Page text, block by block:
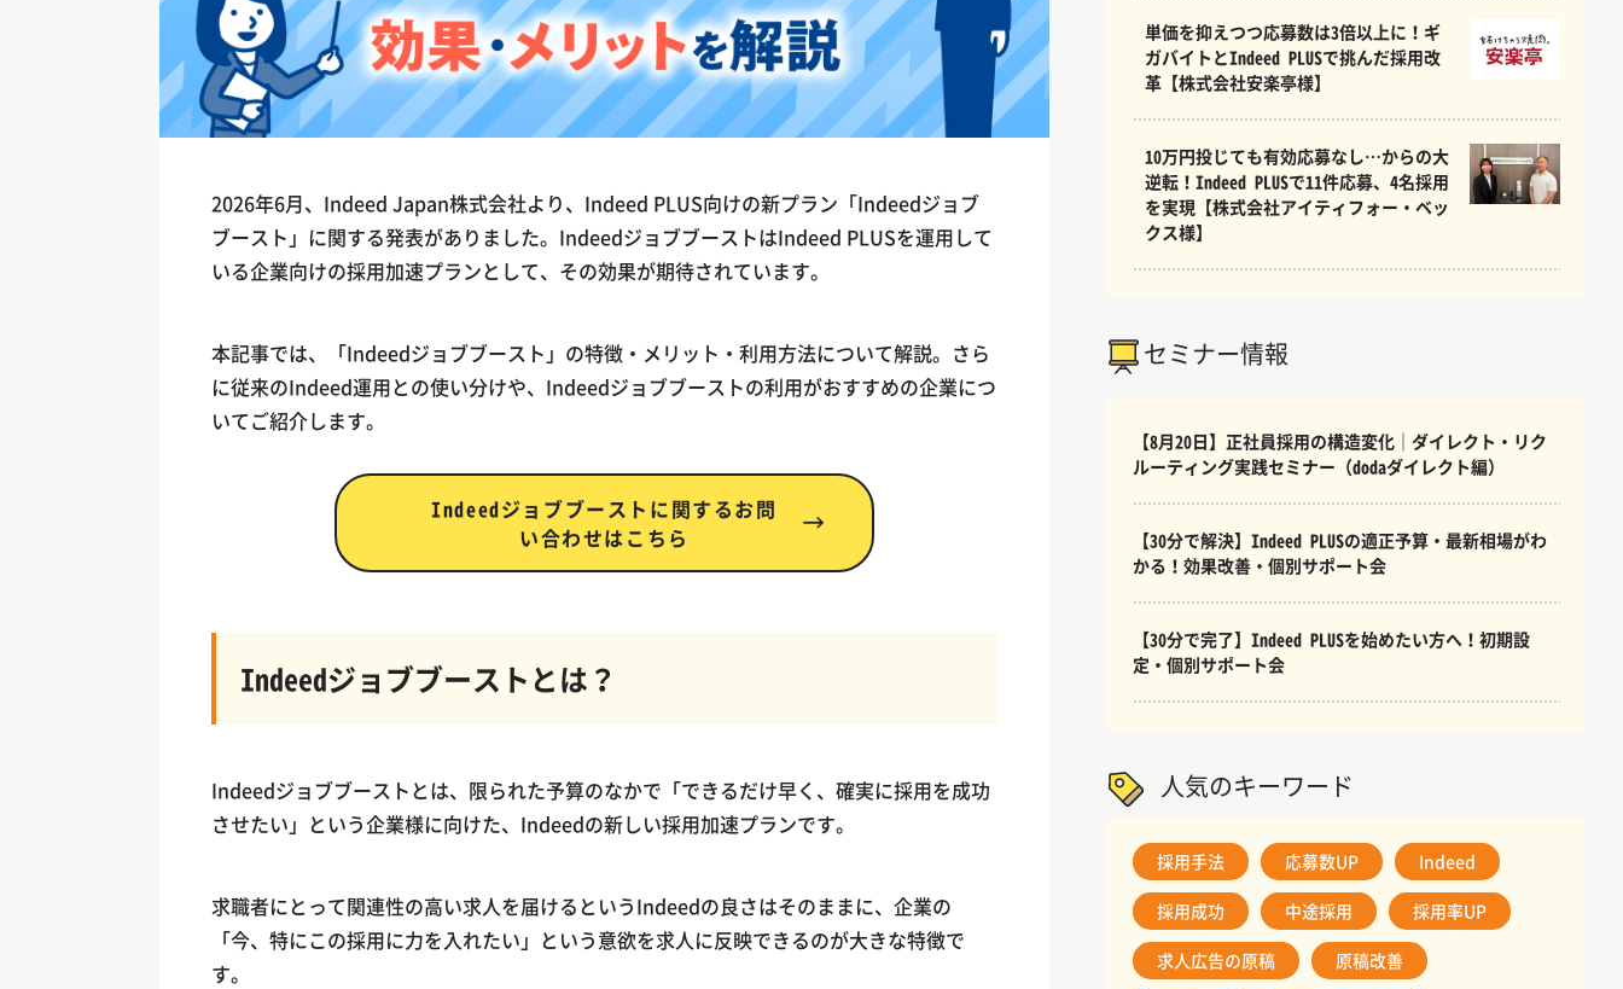
2026年6月、Indeed Japan株式会社より、Indeed PLUS向けの新プラン「Indeedジョブ
ブースト」に関する発表がありました。IndeedジョブブーストはIndeed PLUSを運用して
いる企業向けの採用加速プランとして、その効果が期待されています。
本記事では、「Indeedジョブブースト」の特徴・メリット・利用方法について解説。さら
に従来のIndeed運用との使い分けや、Indeedジョブブーストの利用がおすすめの企業につ
いてご紹介します。
Indeedジョブブーストに関するお問
い合わせはこちら
Indeedジョブブーストとは？
Indeedジョブブーストとは、限られた予算のなかで「できるだけ早く、確実に採用を成功
させたい」という企業様に向けた、Indeedの新しい採用加速プランです。
求職者にとって関連性の高い求人を届けるというIndeedの良さはそのままに、企業の
「今、特にこの採用に力を入れたい」という意欲を求人に反映できるのが大きな特徴で
す。
単価を抑えつつ応募数は3倍以上に！ギ
ガバイトとIndeed PLUSで挑んだ採用改
革【株式会社安楽亭様】
10万円投じても有効応募なし…からの大
逆転！Indeed PLUSで11件応募、4名採用
を実現【株式会社アイティフォー・ベッ
クス様】
セミナー情報
【8月20日】正社員採用の構造変化｜ダイレクト・リク
ルーティング実践セミナー（dodaダイレクト編）
【30分で解決】Indeed PLUSの適正予算・最新相場がわ
かる！効果改善・個別サポート会
【30分で完了】Indeed PLUSを始めたい方へ！初期設
定・個別サポート会
人気のキーワード
採用手法 応募数UP Indeed
採用成功 中途採用 採用率UP
求人広告の原稿 原稿改善